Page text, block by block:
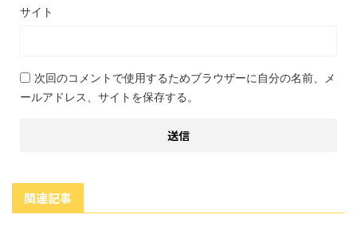
サイト
次回のコメントで使用するためブラウザーに自分の名前、メ
ールアドレス、サイトを保存する。
関連記事